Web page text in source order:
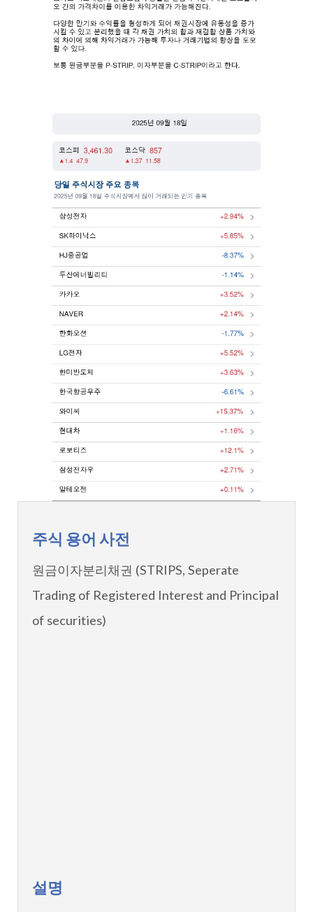
주식 용어 사전
원금이자분리채권 (STRIPS, Seperate
Trading of Registered Interest and Principal
of securities)
설명